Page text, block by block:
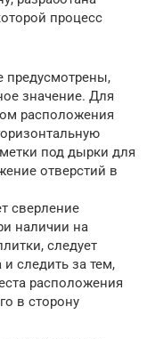
процесс
предусмотрены,
значение. Для
расположения
под дырки для
отверстий в
сверление
наличии на
следует
следить за тем,
расположения
в сторону